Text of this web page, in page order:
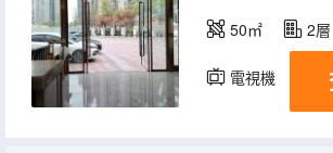
50㎡ 2層
電視機